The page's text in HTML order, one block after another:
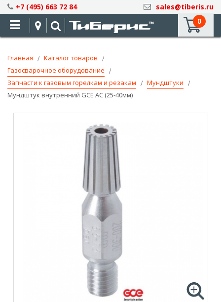
Skip
to
Content
+7 (495) 663 72 84
sales@tiberis.ru
0
Главная
Каталог товаров
Газосварочное оборудование
Запчасти к газовым горелкам и резакам
Мундштуки
Мундштук внутренний GCE AC (25-40мм)